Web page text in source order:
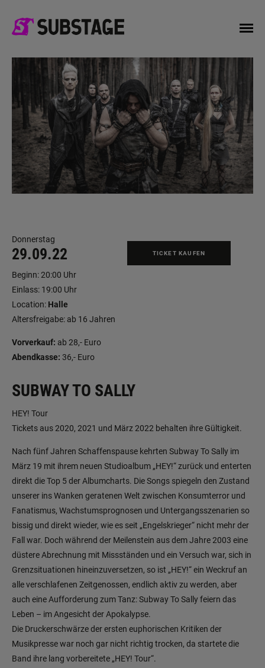
Donnerstag
29.09.22
Beginn: 20:00 Uhr
Einlass: 19:00 Uhr
Location: Halle
Altersfreigabe: ab 16 Jahren
Vorverkauf: ab 28,- Euro
Abendkasse: 36,- Euro
TICKET KAUFEN
SUBWAY TO SALLY
HEY! Tour
Tickets aus 2020, 2021 und März 2022 behalten ihre Gültigkeit.
Nach fünf Jahren Schaffenspause kehrten Subway To Sally im
März 19 mit ihrem neuen Studioalbum „HEY!“ zurück und enterten
direkt die Top 5 der Albumcharts. Die Songs spiegeln den Zustand
unserer ins Wanken geratenen Welt zwischen Konsumterror und
Fanatismus, Wachstumsprognosen und Untergangsszenarien so
bissig und direkt wieder, wie es seit „Engelskrieger“ nicht mehr der
Fall war. Doch während der Meilenstein aus dem Jahre 2003 eine
düstere Abrechnung mit Missständen und ein Versuch war, sich in
Grenzsituationen hineinzuversetzen, so ist „HEY!“ ein Weckruf an
alle verschlafenen Zeitgenossen, endlich aktiv zu werden, aber
auch eine Aufforderung zum Tanz: Subway To Sally feiern das
Leben – im Angesicht der Apokalypse.
Die Druckerschwärze der ersten euphorischen Kritiken der
Musikpresse war noch gar nicht richtig trocken, da startete die
Band ihre lang vorbereitete „HEY! Tour“.